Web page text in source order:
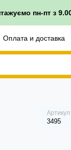
пн-пт з
Оплата и доставка
Артикул
3495